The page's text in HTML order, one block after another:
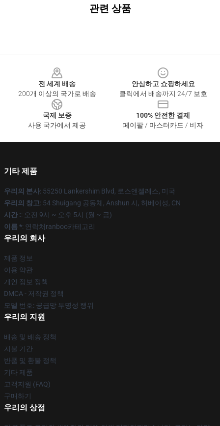
관련 상품
전 세계 배송
200개 이상의 국가로 배송
안심하고 쇼핑하세요
클릭에서 배송까지 24/7 보호
국제 보증
사용 국가에서 제공
100% 안전한 결제
페이팔 / 마스터카드 / 비자
기타 제품
우리의 본사: 55250 Lankershim Blvd, 로스앤젤레스, 미국
우리의 창고: 54 Shuigang 공동체, Anshun 시, 허베이성, CN
시간 :: 오전 9시 ~ 오후 5시 (월 ~ 금)
이름 *: 연락처ranboo카테고리
우리의 회사
제품 정보
이용 약관
개인 정보 정책
DMCA - 저작권 정책
모델 번호: 공급망 투명성 행위
우리의 지원
배송 및 배송 정책
지불 기간
반품 및 환불 정책
기타 제품
고객지원 (FAQ)
구매하기
우리의 상점